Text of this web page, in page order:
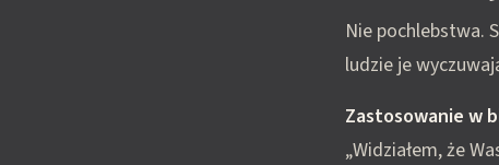
Nie pochlebstwa.
ludzie je
Zastosowanie w
„Widziałem, że